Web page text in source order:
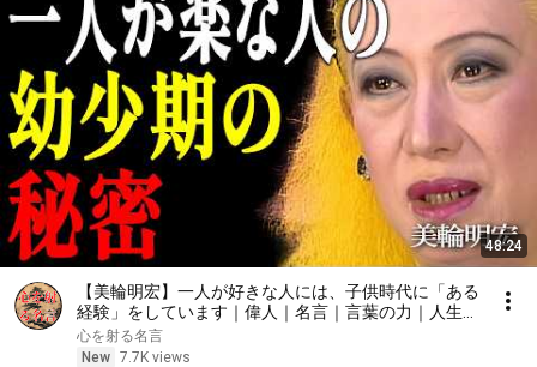
48:24
【美輪明宏】一人が好きな人には、子供時代に「ある
経験」をしています｜偉人｜名言｜言葉の力｜人生哲
学｜
心を射る名言
New 7.7K views